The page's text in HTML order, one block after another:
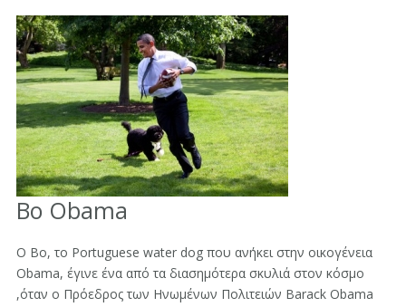
Bo Obama
Ο Bo, το Portuguese water dog που ανήκει στην οικογένεια
Obama, έγινε ένα από τα διασημότερα σκυλιά στον κόσμο
,όταν ο Πρόεδρος των Ηνωμένων Πολιτειών Barack Obama